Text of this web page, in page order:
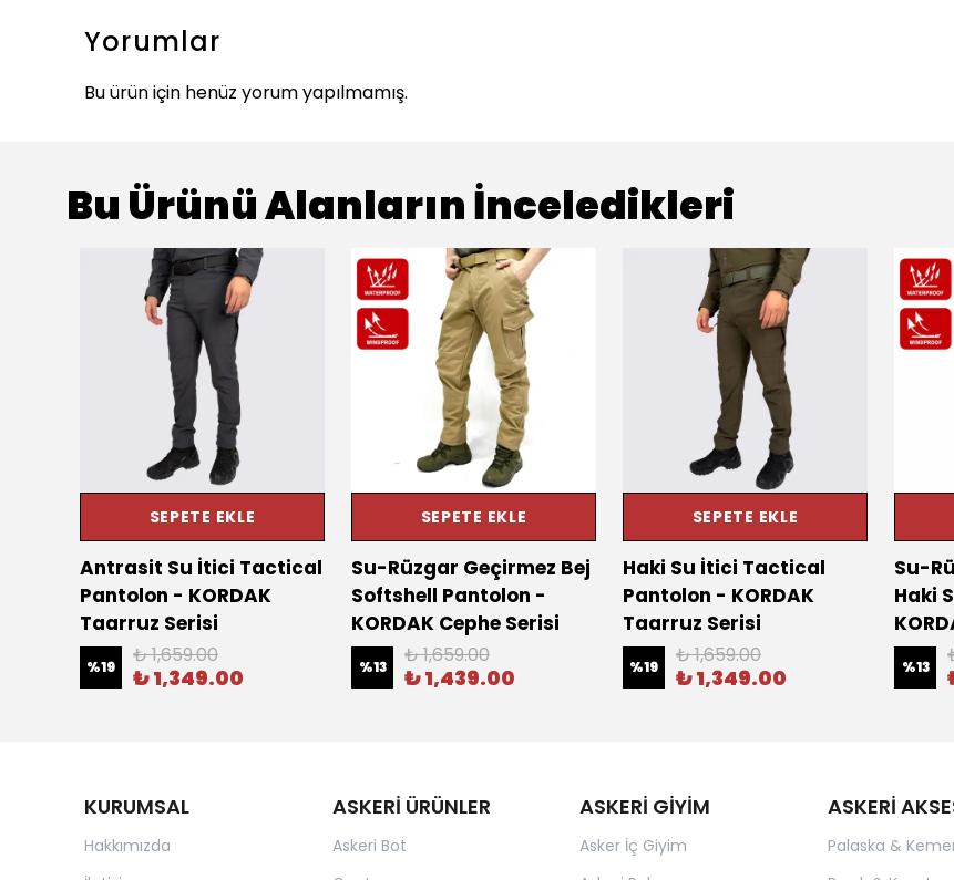
Yorumlar
Bu ürün için henüz yorum yapılmamış.
Bu Ürünü Alanların İnceledikleri
SEPETE EKLE
Antrasit Su İtici Tactical
Pantolon - KORDAK
Taarruz Serisi
%19 ₺ 1,659.00
₺ 1,349.00
SEPETE EKLE
Su-Rüzgar Geçirmez Bej
Softshell Pantolon -
KORDAK Cephe Serisi
%13 ₺ 1,659.00
₺ 1,439.00
SEPETE EKLE
Haki Su İtici Tactical
Pantolon - KORDAK
Taarruz Serisi
%19 ₺ 1,659.00
₺ 1,349.00
Su-
Haki
%13
KURUMSAL
Hakkımızda
ASKERİ ÜRÜNLER
Askeri Bot
ASKERİ GİYİM
Asker İç Giyim
ASKERİ
Palaska &